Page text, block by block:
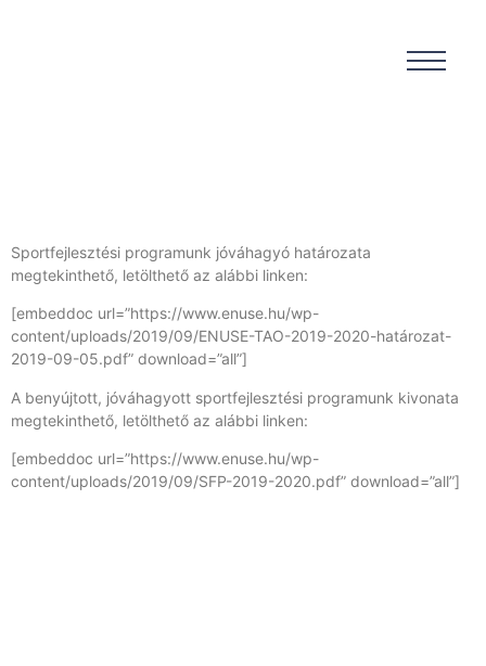
Sportfejlesztési programunk jóváhagyó határozata
megtekinthető, letölthető az alábbi linken:
[embeddoc url=”https://www.enuse.hu/wp-
content/uploads/2019/09/ENUSE-TAO-2019-2020-határozat-
2019-09-05.pdf” download=”all”]
A benyújtott, jóváhagyott sportfejlesztési programunk kivonata
megtekinthető, letölthető az alábbi linken:
[embeddoc url=”https://www.enuse.hu/wp-
content/uploads/2019/09/SFP-2019-2020.pdf” download=”all”]